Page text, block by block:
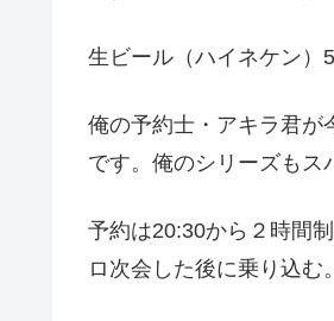
生ビール（ハイネケン）
俺の予約士・アキラ君が
です。俺のシリーズもス
予約は20:30から２時間
ロ次会した後に乗り込む。